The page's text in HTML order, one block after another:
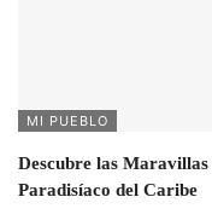
MI PUEBLO
Descubre las
Paradisíaco del Caribe